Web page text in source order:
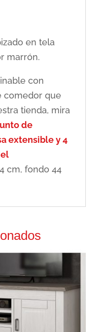
en tela
marrón.
con
comedor que
tienda, mira
de
extensible y 4
cm, fondo 44